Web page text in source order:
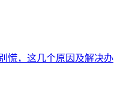
慌，这几个原因及解决办